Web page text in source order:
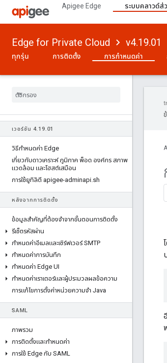
Apigee Edge ระบบคลาวด์ส่
Edge for Private Cloud v4.19.01
ทุกรุ่น การติดตั้ง การกำหนดค่า
เวอร์ชัน 4.19.01
วิธีกําหนดค่า Edge
เกี่ยวกับดาวเคราะห์ ภูมิภาค พ็อด องค์กร สภาพ
แวดล้อม และโฮสต์เสมือน
การใช้ยูทิลิตี apigee-adminapi.sh
หลังจากการติดตั้ง
ข้อมูลสําคัญที่ต้องจําจากขั้นตอนการติดตั้ง
รีเซ็ตรหัสผ่าน
กําหนดค่าอีเมลและเซิร์ฟเวอร์ SMTP
กําหนดค่าการบันทึก
กําหนดค่า Edge UI
กําหนดค่าเราเตอร์และผู้ประมวลผลข้อความ
การแก้ไขการตั้งค่าหน่วยความจํา Java
SAML
ภาพรวม
การติดตั้งและกําหนดค่า
การใช้ Edge กับ SAML